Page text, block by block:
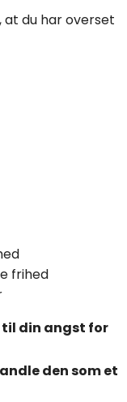
at du har overset
frihed
til din angst for
den som et